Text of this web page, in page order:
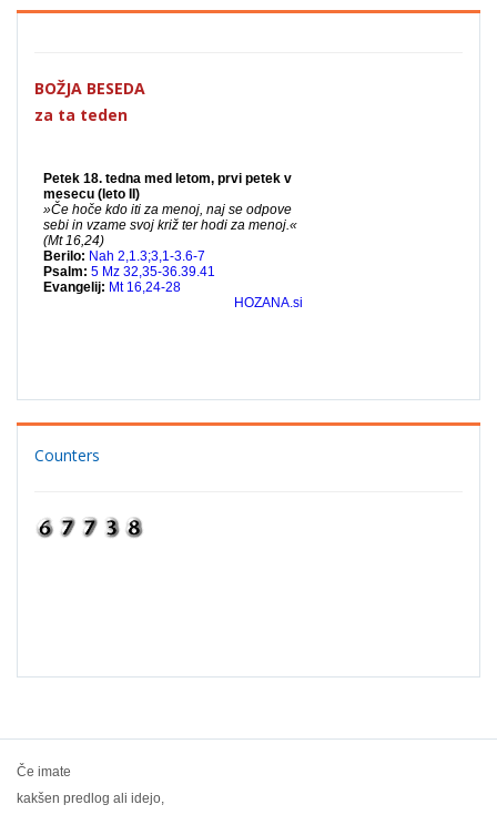
BOŽJA BESEDA
za ta teden
Counters
Če imate
kakšen predlog ali idejo,